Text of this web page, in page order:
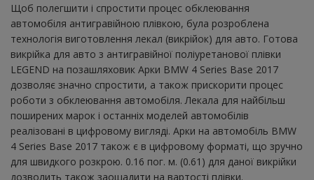
Щоб полегшити і спростити процес обклеювання
автомобіля антигравійною плівкою, була розроблена
технологія виготовлення лекал (викрійок) для авто. Готова
викрійка для авто з антигравійної поліуретанової плівки
LEGEND на позашляховик Арки BMW 4 Series Base 2017
дозволяє значно спростити, а також прискорити процес
роботи з обклеювання автомобіля. Лекала для найбільш
поширених марок і останніх моделей автомобілів
реалізовані в цифровому вигляді. Арки на автомобіль BMW
4 Series Base 2017 також є в цифровому форматі, що зручно
для швидкого розкрою. 0.16 пог. м. (0.61) для даної викрійки
дозволить також заощадити на вартості плівки.